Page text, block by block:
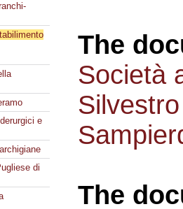
e
di
The
Società
The